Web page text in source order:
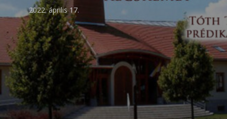
2022. április 17.